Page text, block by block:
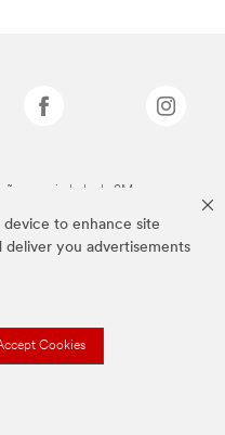
device to enhance site
deliver you advertisements
Cookies
propriedade da 3M.